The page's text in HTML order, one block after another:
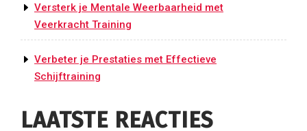
Versterk je Mentale Weerbaarheid met
Veerkracht Training
Verbeter je Prestaties met Effectieve
Schijftraining
LAATSTE REACTIES